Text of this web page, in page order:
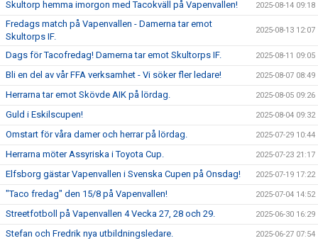
Skultorp hemma imorgon med Tacokväll på Vapenvallen! 2025-08-14 09:18
Fredags match på Vapenvallen - Damerna tar emot
Skultorps IF.
2025-08-13 12:07
Dags för Tacofredag! Damerna tar emot Skultorps IF. 2025-08-11 09:05
Bli en del av vår FFA verksamhet - Vi söker fler ledare! 2025-08-07 08:49
Herrarna tar emot Skövde AIK på lördag. 2025-08-05 09:26
Guld i Eskilscupen! 2025-08-04 09:32
Omstart för våra damer och herrar på lördag. 2025-07-29 10:44
Herrarna möter Assyriska i Toyota Cup. 2025-07-23 21:17
Elfsborg gästar Vapenvallen i Svenska Cupen på Onsdag! 2025-07-19 17:22
"Taco fredag" den 15/8 på Vapenvallen! 2025-07-04 14:52
Streetfotboll på Vapenvallen 4 Vecka 27, 28 och 29. 2025-06-30 16:29
Stefan och Fredrik nya utbildningsledare. 2025-06-27 07:54